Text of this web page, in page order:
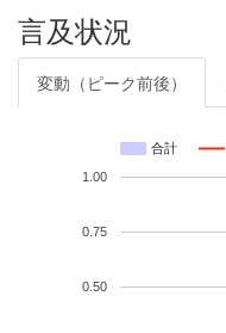
言及状況
変動（ピーク前後）
合計
0.50
0.75
1.00